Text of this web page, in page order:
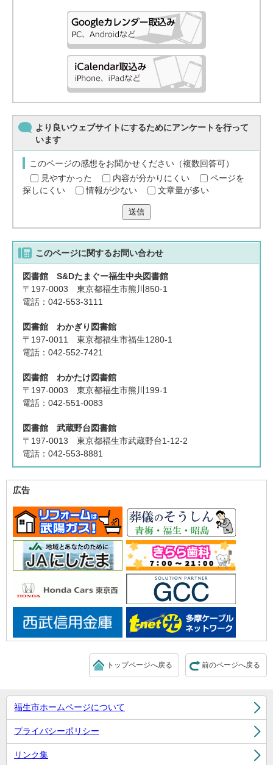
より良いウェブサイトにするためにアンケートを行って
います
このページの感想をお聞かせください（複数回答可）
見やすかった
内容が分かりにくい
ページを
探しにくい
情報が少ない 文章量が多い
送信
このページに関するお問い合わせ
図書館 S&Dたまぐー福生中央図書館
〒197-0003 東京都福生市熊川850-1
電話：042-553-3111
図書館 わかぎり図書館
〒197-0011 東京都福生市福生1280-1
電話：042-552-7421
図書館 わかたけ図書館
〒197-0003 東京都福生市熊川199-1
電話：042-551-0083
図書館 武蔵野台図書館
〒197-0013 東京都福生市武蔵野台1-12-2
電話：042-553-8881
広告
前のページへ戻る
トップページへ戻る
福生市ホームページについて
プライバシーポリシー
リンク集